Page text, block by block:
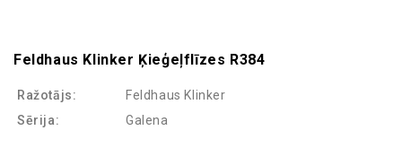
Feldhaus Klinker Ķieģeļflīzes R384
Ražotājs:
Feldhaus Klinker
Sērija:
Galena